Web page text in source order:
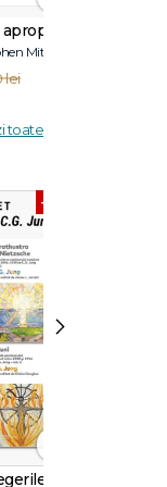
Mitchell
lei
toate
-40%
›